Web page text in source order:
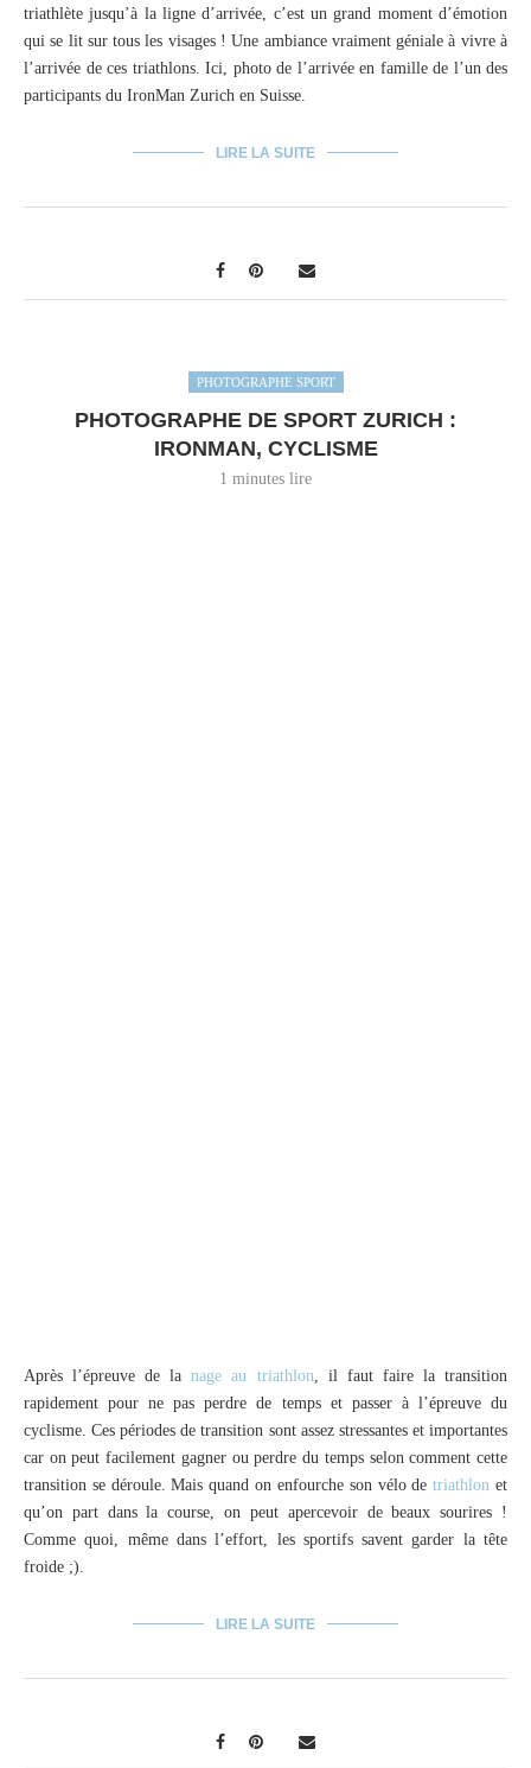
triathlète jusqu’à la ligne d’arrivée, c’est un grand moment d’émotion
qui se lit sur tous les visages ! Une ambiance vraiment géniale à vivre à
l’arrivée de ces triathlons. Ici, photo de l’arrivée en famille de l’un des
participants du IronMan Zurich en Suisse.
LIRE LA SUITE
PHOTOGRAPHE SPORT
PHOTOGRAPHE DE SPORT ZURICH :
IRONMAN, CYCLISME
1 minutes lire
Après l’épreuve de lanage au triathlon, il faut faire la transition
rapidement pour ne pas perdre de temps et passer à l’épreuve du
cyclisme. Ces périodes de transition sont assez stressantes et importantes
car on peut facilement gagner ou perdre du temps selon comment cette
transition se déroule. Mais quand on enfourche son vélo detriathlon et
qu’on part dans la course, on peut apercevoir de beaux sourires !
Comme quoi, même dans l’effort, les sportifs savent garder la tête
froide ;).
LIRE LA SUITE